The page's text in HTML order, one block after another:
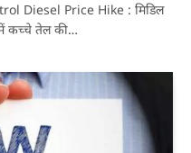
Diesel Price Hike : मिडिल
में कच्चे तेल की…